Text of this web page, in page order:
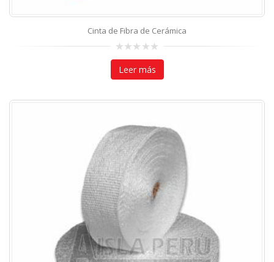
Cinta de Fibra de Cerámica
0
out
5
Leer más